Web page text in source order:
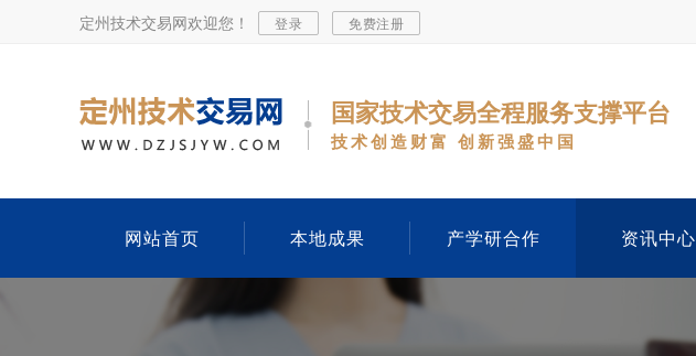
定州技术交易网欢迎您！ 登录 免费注册
国家技术交易全程服务支撑平台
技术创造财富 创新强盛中国
网站首页 本地成果 产学研合作 资讯中心